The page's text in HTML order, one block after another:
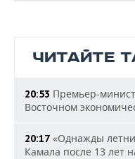
ЧИТАЙТЕ
20:53 Премьер-
Восточном
20:17 «Однажды
Камала после 13 лет